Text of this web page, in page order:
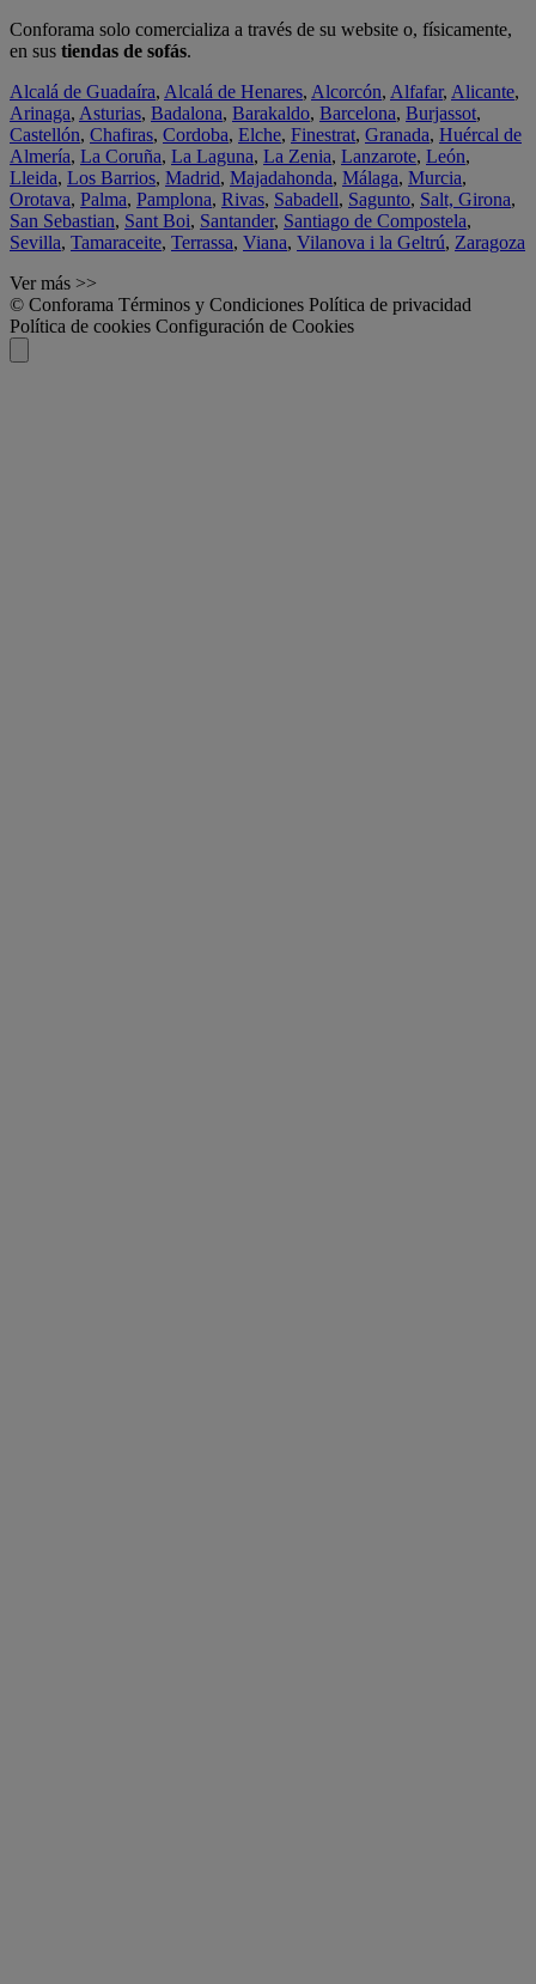
Conforama solo comercializa a través de su website o, físicamente,
en sus tiendas de sofás.
Alcalá de Guadaíra, Alcalá de Henares, Alcorcón, Alfafar, Alicante,
Arinaga, Asturias, Badalona, Barakaldo, Barcelona, Burjassot,
Castellón, Chafiras, Cordoba, Elche, Finestrat, Granada, Huércal de
Almería, La Coruña, La Laguna, La Zenia, Lanzarote, León,
Lleida, Los Barrios, Madrid, Majadahonda, Málaga, Murcia,
Orotava, Palma, Pamplona, Rivas, Sabadell, Sagunto, Salt, Girona,
San Sebastian, Sant Boi, Santander, Santiago de Compostela,
Sevilla, Tamaraceite, Terrassa, Viana, Vilanova i la Geltrú, Zaragoza
Ver más >>
© Conforama Términos y Condiciones Política de privacidad
Política de cookies Configuración de Cookies